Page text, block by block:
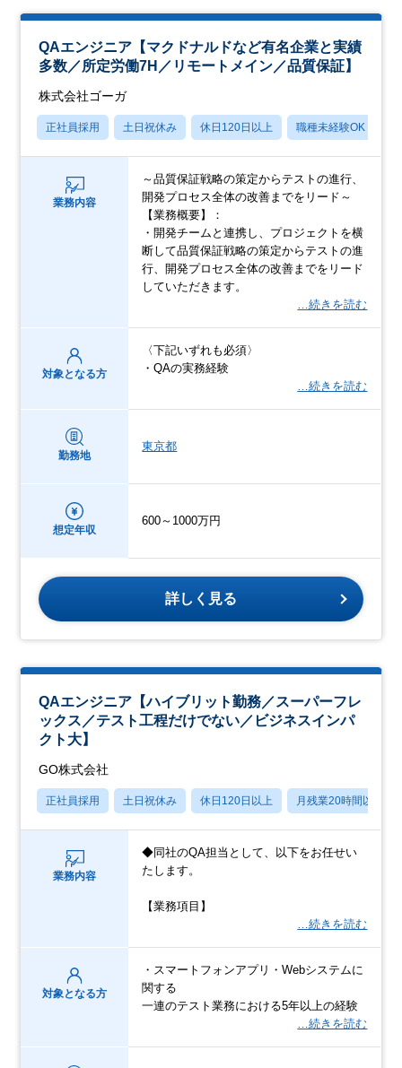
QAエンジニア【マクドナルドなど有名企業と実績
多数／所定労働7H／リモートメイン／品質保証】
株式会社ゴーガ
正社員採用 土日祝休み 休日120日以上 職種未経験OK
業務内容
～品質保証戦略の策定からテストの進行、
開発プロセス全体の改善までをリード～
【業務概要】：
・開発チームと連携し、プロジェクトを横
断して品質保証戦略の策定からテストの進
行、開発プロセス全体の改善までをリード
していただきます。
…続きを読む
対象となる方
〈下記いずれも必須〉
・QAの実務経験
…続きを読む
勤務地
東京都
想定年収
600～1000万円
詳しく見る
QAエンジニア【ハイブリット勤務／スーパーフレ
ックス／テスト工程だけでない／ビジネスインパ
クト大】
GO株式会社
正社員採用 土日祝休み 休日120日以上 月残業20時間以内
業務内容
◆同社のQA担当として、以下をお任せい
たします。
【業務項目】
…続きを読む
対象となる方
・スマートフォンアプリ・Webシステムに
関する
一連のテスト業務における5年以上の経験
…続きを読む